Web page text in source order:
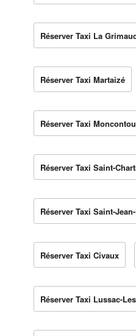
Réserver Taxi La
Réserver Taxi Martaizé
Réserver Taxi
Réserver Taxi Saint-
Réserver Taxi Saint-
Réserver Taxi Civaux
Réserver Taxi Lussac-